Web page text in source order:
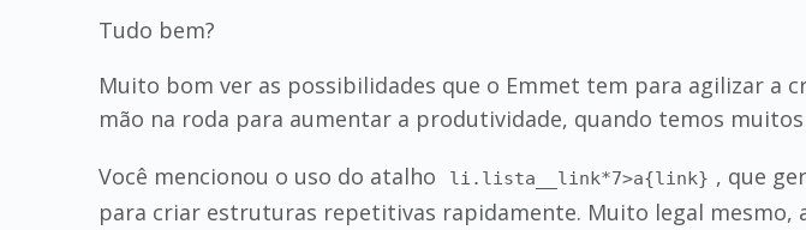
Tudo bem?
Muito bom ver as possibilidades que o Emmet tem para agilizar a
mão na roda para aumentar a produtividade, quando temos
Você mencionou o uso do atalho
li.lista__link*7>a{link} , que
para criar estruturas repetitivas rapidamente. Muito legal mesmo,